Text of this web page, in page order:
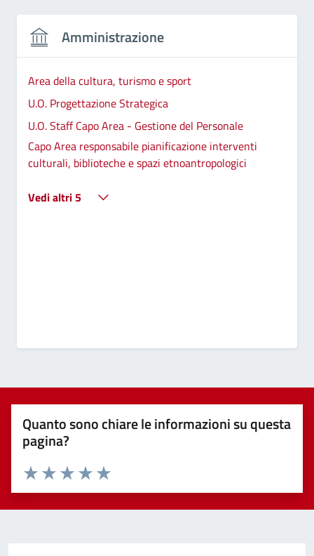
Amministrazione
Area della cultura, turismo e sport
U.O. Progettazione Strategica
U.O. Staff Capo Area - Gestione del Personale
Capo Area responsabile pianificazione interventi
culturali, biblioteche e spazi etnoantropologici
Vedi altri 5
Quanto sono chiare le informazioni su questa
pagina?
Valuta 5 stelle su 5
Valuta 4 stelle su 5
Valuta 3 stelle su 5
Valuta 2 stelle su 5
Valuta 1 stelle su 5